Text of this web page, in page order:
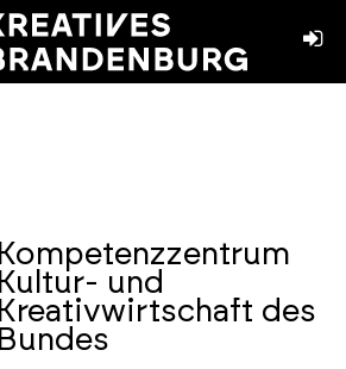
Kompetenzzentrum
Kultur- und
Kreativwirtschaft des
Bundes